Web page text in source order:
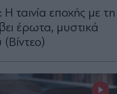
ταινία εποχής με τη
έρωτα, μυστικά